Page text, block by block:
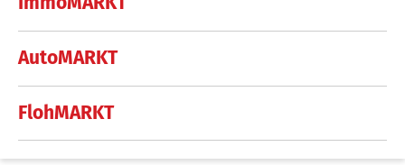
AutoMARKT
FlohMARKT